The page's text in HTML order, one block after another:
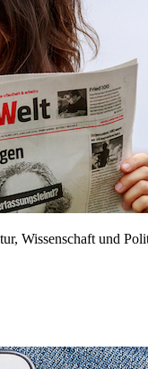
Wissenschaft und